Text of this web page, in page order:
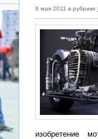
6 мая 2011 в рубрике
изобретение